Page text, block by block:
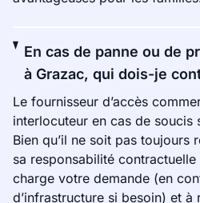
En cas de panne ou de
à Grazac, qui dois-je
Le fournisseur d’accès
interlocuteur en cas de soucis
Bien qu’il ne soit pas toujours
sa responsabilité contractuelle
charge votre demande (en
d’infrastructure si besoin) et